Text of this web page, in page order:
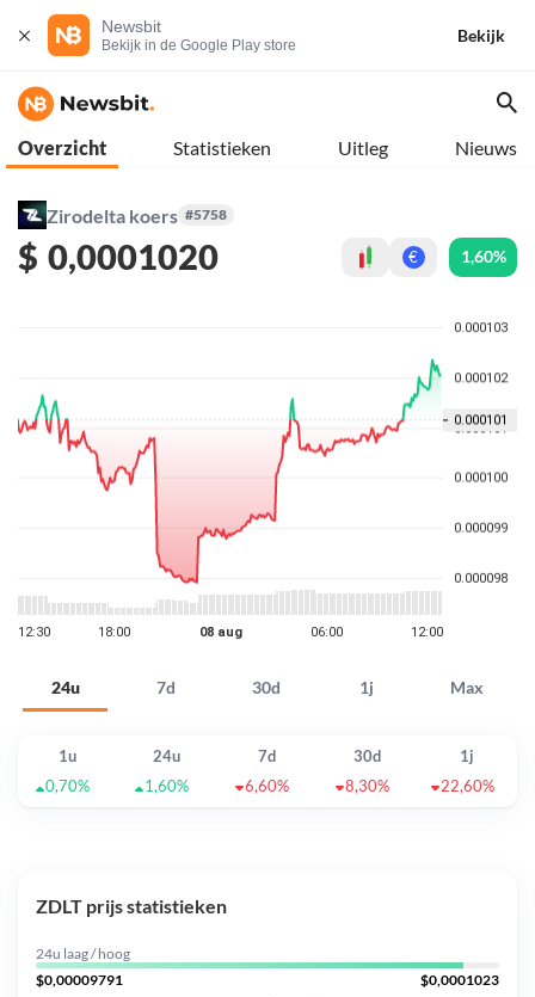
Newsbit
Bekijk in de Google Play store
Bekijk
Overzicht Statistieken Uitleg Nieuws
Zirodelta koers #5758
$ 0,0001020 € 1,60%
24u 7d 30d 1j Max
1u 24u 7d 30d
1j
0,70%
1,60% 6,60% 8,30% 22,60%
ZDLT prijs statistieken
24u laag / hoog
$0,00009791
$0,0001023